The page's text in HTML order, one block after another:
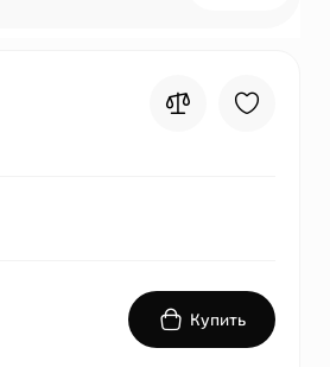
Купить